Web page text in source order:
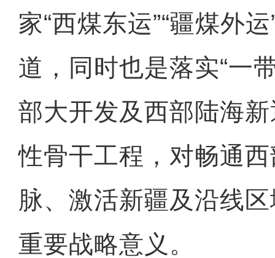
家“西煤东运”“疆煤外
道，同时也是落实“一
部大开发及西部陆海
性骨干工程，对畅通
脉、激活新疆及沿线
重要战略意义。